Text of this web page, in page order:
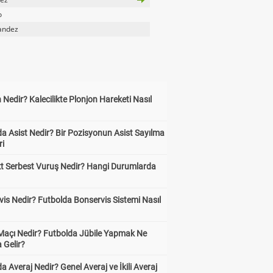
Nedir? Kalecilikte Plonjon Hareketi Nasıl
Asist Nedir? Bir Pozisyonun Asist Sayılma
Serbest Vuruş Nedir? Hangi Durumlarda
Nedir? Futbolda Bonservis Sistemi Nasıl
Nedir? Futbolda Jübile Yapmak Ne
Gelir?
Averaj Nedir? Genel Averaj ve İkili Averaj